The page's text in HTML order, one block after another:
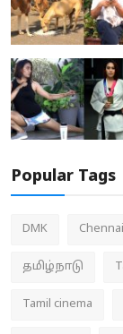
Popular Tags
DMK Chennai
தமிழ்நாடு
Tamil cinema